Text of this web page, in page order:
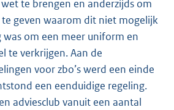
wet te brengen en anderzijds om
geven waarom dit niet mogelijk
was om een meer uniform en
te verkrijgen. Aan de
voor zbo’s werd een einde
een eenduidige regeling.
adviesclub vanuit een aantal